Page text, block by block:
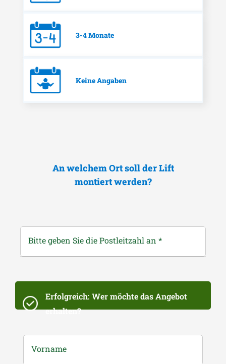
3-4 Monate
Keine Angaben
An welchem Ort soll der Lift
montiert werden?
Bitte geben Sie die Postleitzahl an *
Erfolgreich: Wer möchte das Angebot
erhalten?
Vorname